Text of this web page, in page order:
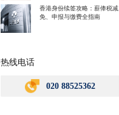
香港身份续签攻略：薪俸税减
免、申报与缴费全指南
热线电话
020 88525362